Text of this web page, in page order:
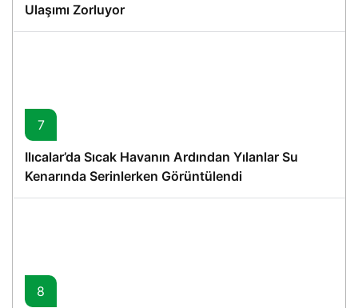
Ulaşımı Zorluyor
7
Ilıcalar’da Sıcak Havanın Ardından Yılanlar Su
Kenarında Serinlerken Görüntülendi
8